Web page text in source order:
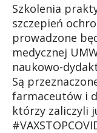
Szkolenia
szczepień
prowadzone
medycznej
naukowo-
Są
farmaceutów i
którzy zaliczyli